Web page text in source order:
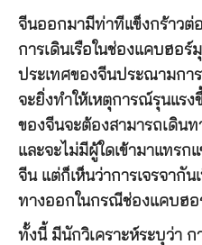
จีนออกมามีท่าทีแข็งกร้าวต่
การเดินเรือในช่องแคบฮอร์
ประเทศของจีนประณามกา
จะยิ่งทำให้เหตุการณ์รุนแร
ของจีนจะต้องสามารถเดิน
และจะไม่มีผู้ใดเข้ามาแทรก
จีน แต่ก็เห็นว่าการเจรจากั
ทางออกในกรณีช่องแคบฮอ
ทั้งนี้ มีนักวิเคราะห์ระบุว่า ก